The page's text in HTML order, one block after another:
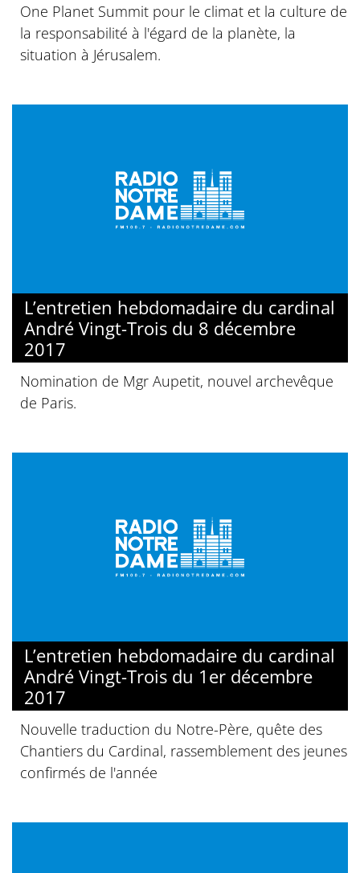
One Planet Summit pour le climat et la culture de
la responsabilité à l'égard de la planète, la
situation à Jérusalem.
L’entretien hebdomadaire du cardinal
André Vingt-Trois du 8 décembre
2017
Nomination de Mgr Aupetit, nouvel archevêque
de Paris.
L’entretien hebdomadaire du cardinal
André Vingt-Trois du 1er décembre
2017
Nouvelle traduction du Notre-Père, quête des
Chantiers du Cardinal, rassemblement des jeunes
confirmés de l'année